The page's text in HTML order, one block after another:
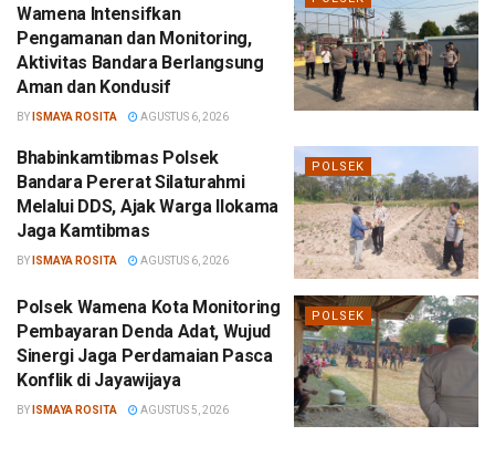
Wamena Intensifkan
Pengamanan dan Monitoring,
Aktivitas Bandara Berlangsung
Aman dan Kondusif
BY ISMAYA ROSITA AGUSTUS 6, 2026
POLSEK
Bhabinkamtibmas Polsek
Bandara Pererat Silaturahmi
Melalui DDS, Ajak Warga Ilokama
Jaga Kamtibmas
BY ISMAYA ROSITA AGUSTUS 6, 2026
POLSEK
Polsek Wamena Kota Monitoring
Pembayaran Denda Adat, Wujud
Sinergi Jaga Perdamaian Pasca
Konflik di Jayawijaya
BY ISMAYA ROSITA AGUSTUS 5, 2026